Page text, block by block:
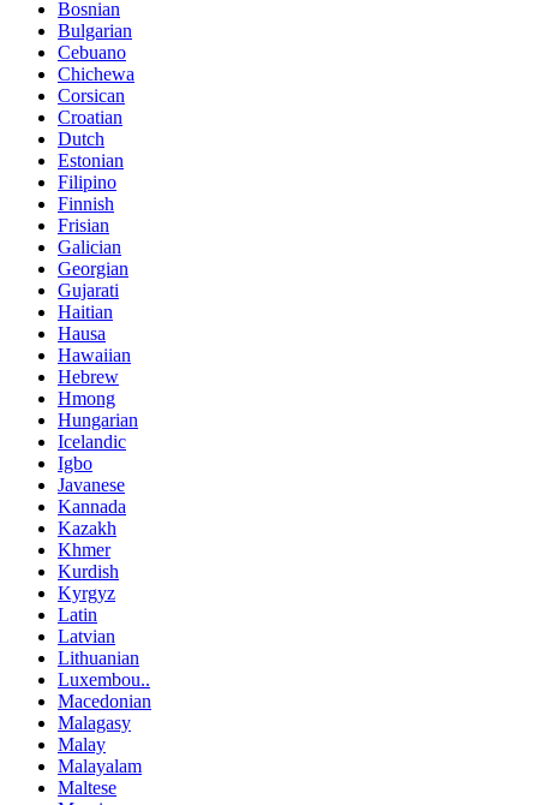
Bosnian
Bulgarian
Cebuano
Chichewa
Corsican
Croatian
Dutch
Estonian
Filipino
Finnish
Frisian
Galician
Georgian
Gujarati
Haitian
Hausa
Hawaiian
Hebrew
Hmong
Hungarian
Icelandic
Igbo
Javanese
Kannada
Kazakh
Khmer
Kurdish
Kyrgyz
Latin
Latvian
Lithuanian
Luxembou..
Macedonian
Malagasy
Malay
Malayalam
Maltese